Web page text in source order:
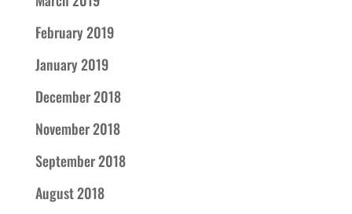
February 2019
January 2019
December 2018
November 2018
September 2018
August 2018